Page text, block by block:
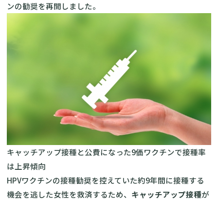
ンの勧奨を再開しました。
キャッチアップ接種と公費になった9価ワクチンで接種率
は上昇傾向
HPVワクチンの接種勧奨を控えていた約9年間に接種する
機会を逃した女性を救済するため、 キャッチアップ接種が